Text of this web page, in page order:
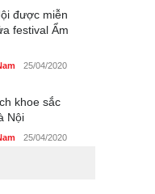
được miễn
festival Ẩm
25/04/2020
khoe sắc
Nội
25/04/2020